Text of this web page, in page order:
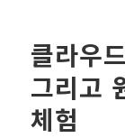
클라우
그리고
체험